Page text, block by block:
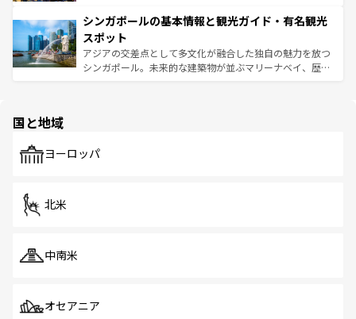
参照してほしい。
激する。気候は一年中温暖で、どの季節にも異なる楽しみ
が待っている。親しみやすいタイの人々、仏教を中心とし
た文化、そして多様な観光資源が、訪れる旅人を魅了し続
ける。 なお、新着のタイ情報はコンテンツ一覧を参照して
み、どこを訪れても感動するはず。観光スポットが密集し
ており、効率よく見どころを回れるのも魅力。息をのむよ
うな絶景から文化的な体験まで、香港を存分に楽しみ尽く
そう。 なお、新着の香港情報はコンテンツ一覧を参照して
シンガポールの基本情報と観光ガイド・有名観光
スポット
アジアの交差点として多文化が融合した独自の魅力を放つ
シンガポール。未来的な建築物が並ぶマリーナベイ、歴史
で、ホーカーズは地元の風情を楽しめる外せないスポット
国と地域
ヨーロッパ
北米
中南米
オセアニア